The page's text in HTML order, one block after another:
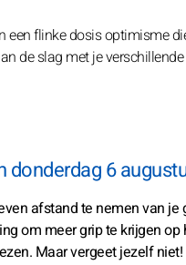
een flinke dosis optimisme
de slag met je
6
afstand te nemen van
om meer grip te krijgen
Maar vergeet jezelf niet!